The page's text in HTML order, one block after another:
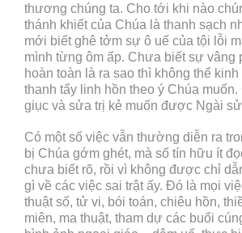
thương chúng ta. Cho tới khi nào
thánh khiết của Chúa là thanh sạch
mới biết ghê tởm sự ô uế của tội lỗi
mình từng ôm ấp. Chưa biết sự vâng
hoàn toàn là ra sao thì không thể
thanh tẩy linh hồn theo ý Chúa
giục và sửa trị kẻ muốn được Ngài
Có một số việc vẫn thường diễn ra
bị Chúa gớm ghét, mà số tín hữu ít
chưa biết rõ, rồi vì không được chỉ
gì về các việc sai trật ấy. Đó là mọi
thuật số, tử vi, bói toán, chiêu hồn,
miên, ma thuật, tham dự các buổi